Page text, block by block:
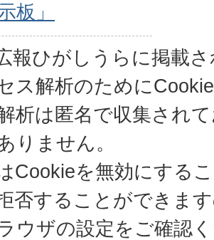
板」
報ひがしうらに掲載
ス解析のために
析は匿名で収集され
りません。
Cookieを無効にする
否することができま
ウザの設定をご確認